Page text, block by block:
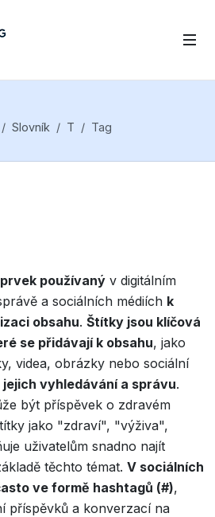
Slovník T Tag
používaný v digitálním
a sociálních médiích k
obsahu. Štítky jsou klíčová
se přidávají k obsahu, jako
videa, obrázky nebo sociální
vyhledávání a správu.
být příspěvek o zdravém
jako "zdraví", "výživa",
uživatelům snadno najít
těchto témat. V sociálních
ve formě hashtagů (#),
příspěvků a konverzací na